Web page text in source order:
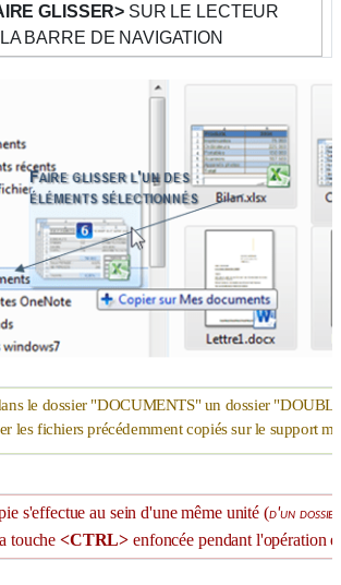
GLISSER> SUR LE LECTEUR
BARRE DE NAVIGATION
le dossier "DOCUMENTS" un dossier "
les fichiers précédemment copiés sur le support
s'effectue au sein d'une même unité (d'un
touche<CTRL> enfoncée pendant l'opération